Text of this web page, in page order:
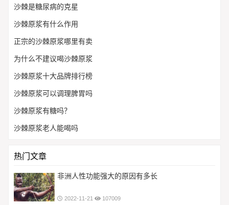
沙棘是糖尿病的克星
沙棘原浆有什么作用
正宗的沙棘原浆哪里有卖
为什么不建议喝沙棘原浆
沙棘原浆十大品牌排行榜
沙棘原浆可以调理脾胃吗
沙棘原浆有糖吗？
沙棘原浆老人能喝吗
热门文章
非洲人性功能强大的原因有多长
2022-11-21 107009